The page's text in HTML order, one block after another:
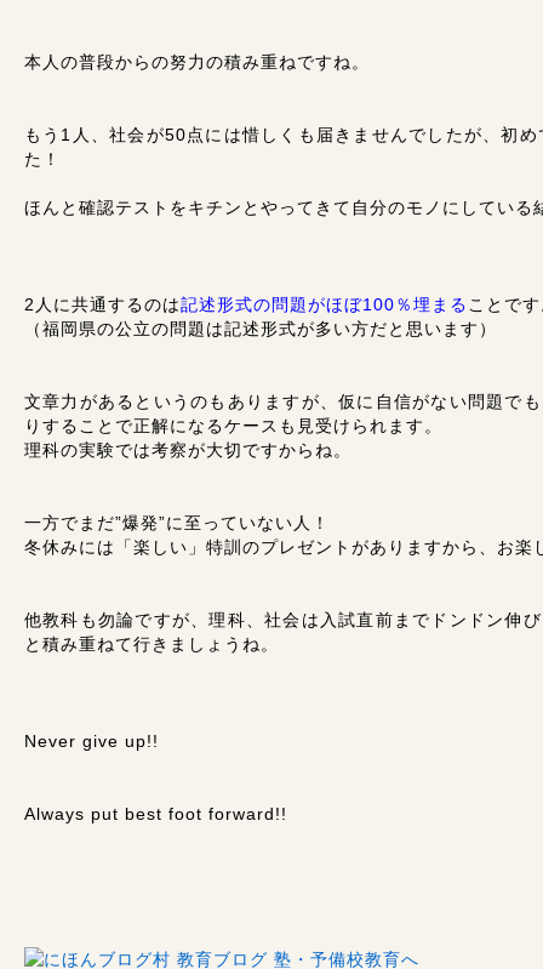
本人の普段からの努力の積み重ねですね。
もう1人、社会が50点には惜しくも届きませんでしたが、初
た！
ほんと確認テストをキチンとやってきて自分のモノにしている
2人に共通するのは記述形式の問題がほぼ100％埋まる ことで
（福岡県の公立の問題は記述形式が多い方だと思います）
文章力があるというのもありますが、仮に自信がない問題で
りすることで正解になるケースも見受けられます。
理科の実験では考察が大切ですからね。
一方でまだ”爆発”に至っていない人！
冬休みには「楽しい」特訓のプレゼントがありますから、お楽
他教科も勿論ですが、理科、社会は入試直前までドンドン伸
と積み重ねて行きましょうね。
Never give up!!
Always put best foot forward!!